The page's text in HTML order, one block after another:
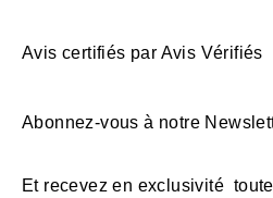
Avis certifiés par Avis Vérifiés
Abonnez-vous à notre
Et recevez en exclusivité